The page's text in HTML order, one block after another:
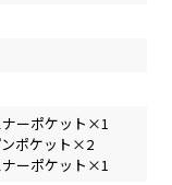
ーポケット×1
ポケット×2
ーポケット×1